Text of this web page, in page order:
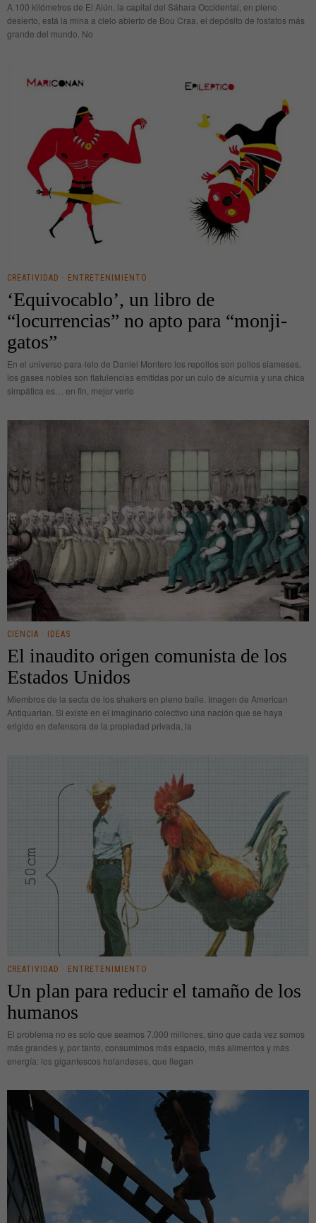
A 100 kilómetros de El Aiún, la capital del Sáhara Occidental, en pleno
desierto, está la mina a cielo abierto de Bou Craa, el depósito de fosfatos más
grande del mundo. No
CREATIVIDAD · ENTRETENIMIENTO
‘Equivocablo’, un libro de
“locurrencias” no apto para “monji-
gatos”
En el universo para-lelo de Daniel Montero los repollos son pollos siameses,
los gases nobles son flatulencias emitidas por un culo de alcurnia y una chica
simpática es… en fin, mejor verlo
CIENCIA · IDEAS
El inaudito origen comunista de los
Estados Unidos
Miembros de la secta de los shakers en pleno baile. Imagen de American
Antiquarian. Si existe en el imaginario colectivo una nación que se haya
erigido en defensora de la propiedad privada, la
CREATIVIDAD · ENTRETENIMIENTO
Un plan para reducir el tamaño de los
humanos
El problema no es solo que seamos 7.000 millones, sino que cada vez somos
más grandes y, por tanto, consumimos más espacio, más alimentos y más
energía: los gigantescos holandeses, que llegan